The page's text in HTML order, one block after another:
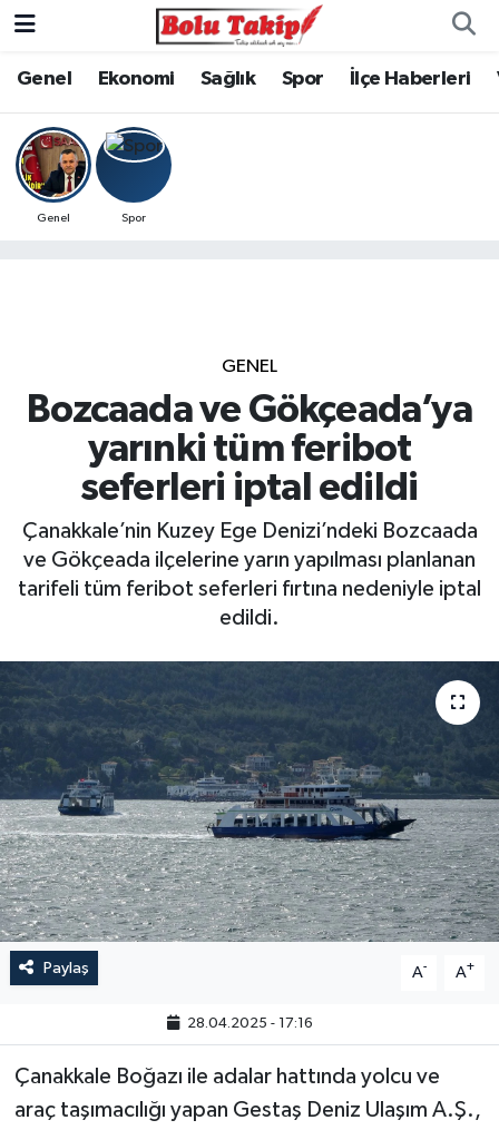
Genel Ekonomi Sağlık Spor İlçe Haberleri
Genel Spor
GENEL
Bozcaada ve Gökçeada’ya
yarınki tüm feribot
seferleri iptal edildi
Çanakkale’nin Kuzey Ege Denizi’ndeki Bozcaada
ve Gökçeada ilçelerine yarın yapılması planlanan
tarifeli tüm feribot seferleri fırtına nedeniyle iptal
edildi.
Paylaş A- A+
28.04.2025 - 17:16
Çanakkale Boğazı ile adalar hattında yolcu ve
araç taşımacılığı yapan Gestaş Deniz Ulaşım A.Ş.,